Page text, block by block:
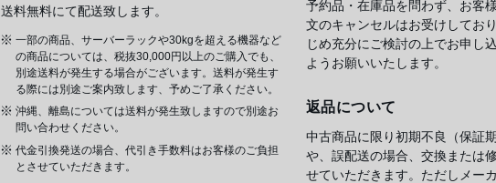
送料無料にて配送致します。
一部の商品、サーバーラックや30kgを超える機器など
の商品については、税抜30,000円以上のご購入でも、
別途送料が発生する場合がございます。送料が発生す
る際には別途ご案内致します、予めご了承ください。
沖縄、離島については送料が発生致しますので別途お
問い合わせください。
代金引換発送の場合、代引き手数料はお客様のご負担
とさせていただきます。
予約品・在庫品を問わず、お客
文のキャンセルはお受けしてお
じめ充分にご検討の上でお申し
ようお願いいたします。
返品について
中古商品に限り初期不良（保証
や、誤配送の場合、交換または
せていただきます。ただしメー